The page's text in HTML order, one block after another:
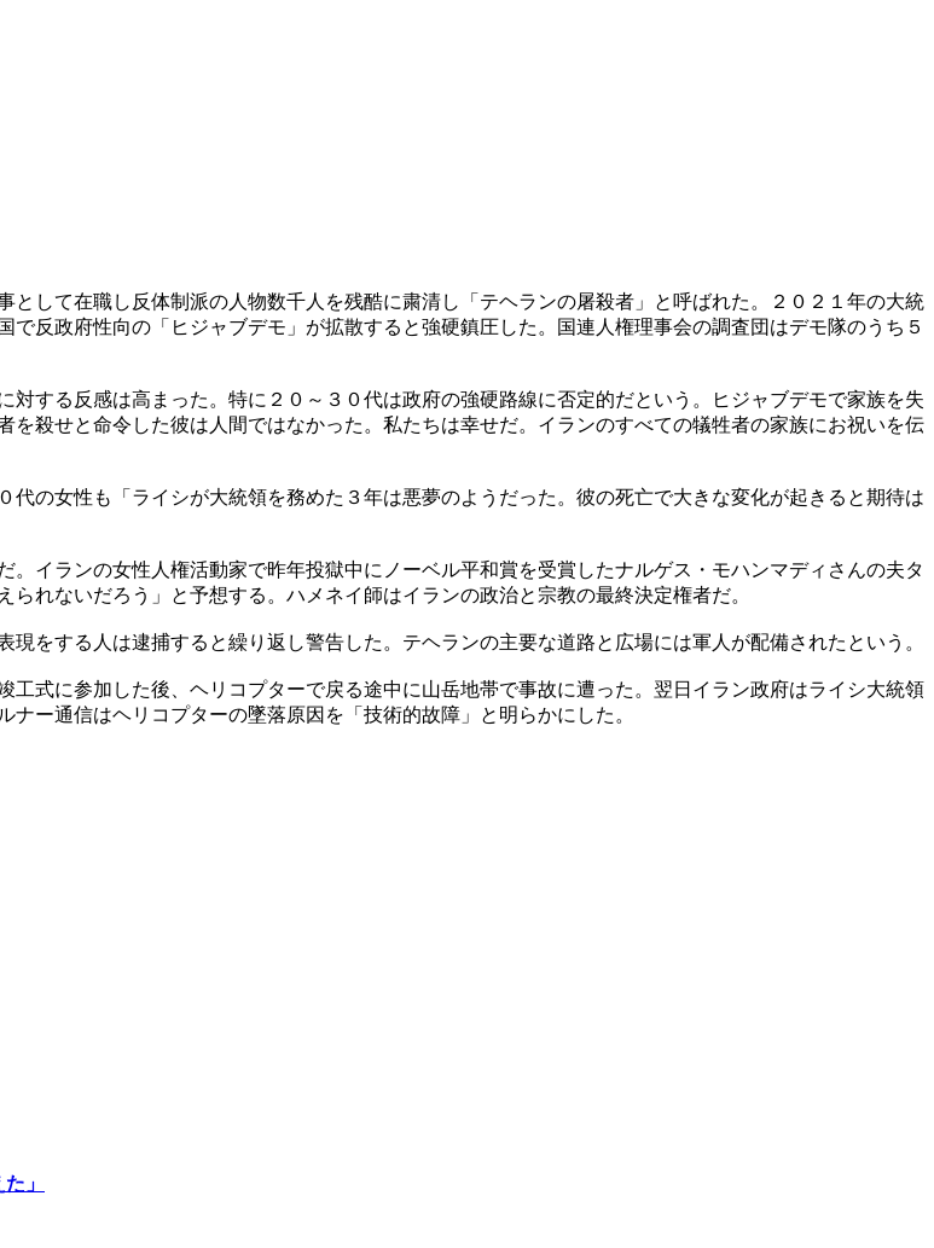
して在職し反体制派の人物数千人を残酷に粛清し「テヘランの屠殺者」と呼ばれた。２０２１年の大統
反政府性向の「ヒジャブデモ」が拡散すると強硬鎮圧した。国連人権理事会の調査団はデモ隊のうち５
する反感は高まった。特に２０～３０代は政府の強硬路線に否定的だという。ヒジャブデモで家族を失
殺せと命令した彼は人間ではなかった。私たちは幸せだ。イランのすべての犠牲者の家族にお祝いを伝
の女性も「ライシが大統領を務めた３年は悪夢のようだった。彼の死亡で大きな変化が起きると期待は
イランの女性人権活動家で昨年投獄中にノーベル平和賞を受賞したナルゲス・モハンマディさんの夫タ
れないだろう」と予想する。ハメネイ師はイランの政治と宗教の最終決定権者だ。
をする人は逮捕すると繰り返し警告した。テヘランの主要な道路と広場には軍人が配備されたという。
式に参加した後、ヘリコプターで戻る途中に山岳地帯で事故に遭った。翌日イラン政府はライシ大統領
ー通信はヘリコプターの墜落原因を「技術的故障」と明らかにした。
」